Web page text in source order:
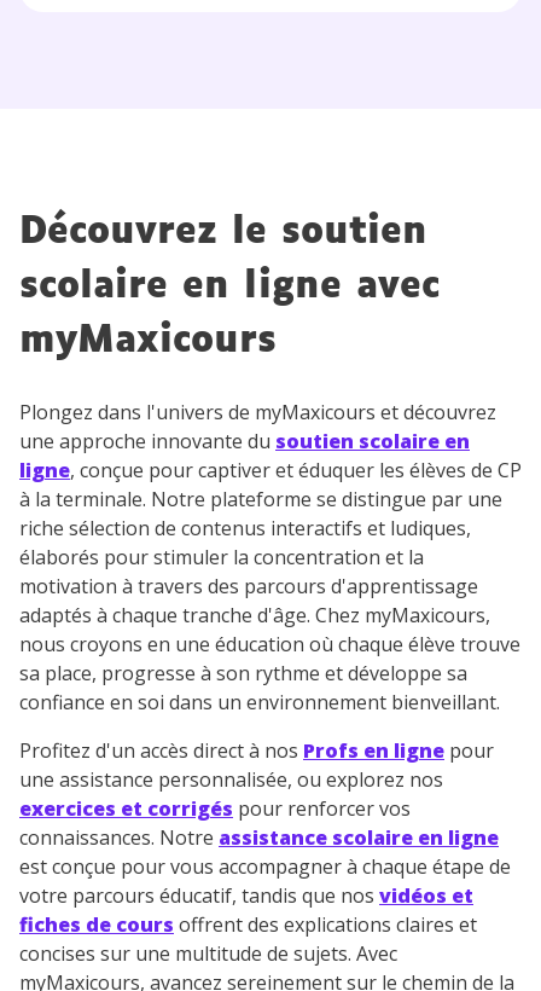
Découvrez le soutien
scolaire en ligne avec
myMaxicours
Plongez dans l'univers de myMaxicours et découvrez
une approche innovante du soutien scolaire en
ligne, conçue pour captiver et éduquer les élèves de CP
à la terminale. Notre plateforme se distingue par une
riche sélection de contenus interactifs et ludiques,
élaborés pour stimuler la concentration et la
motivation à travers des parcours d'apprentissage
adaptés à chaque tranche d'âge. Chez myMaxicours,
nous croyons en une éducation où chaque élève trouve
sa place, progresse à son rythme et développe sa
confiance en soi dans un environnement bienveillant.
Profitez d'un accès direct à nos Profs en ligne pour
une assistance personnalisée, ou explorez nos
exercices et corrigés pour renforcer vos
connaissances. Notre assistance scolaire en ligne
est conçue pour vous accompagner à chaque étape de
votre parcours éducatif, tandis que nos vidéos et
fiches de cours offrent des explications claires et
concises sur une multitude de sujets. Avec
myMaxicours, avancez sereinement sur le chemin de la
consulter